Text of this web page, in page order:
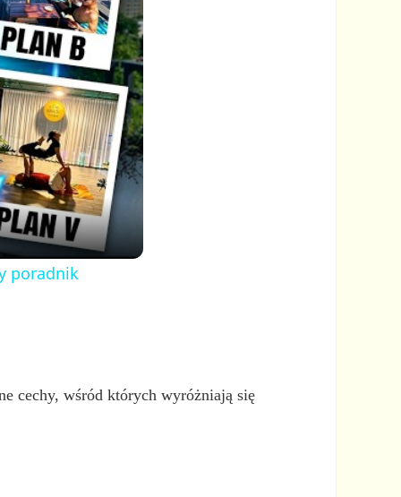
poradnik
cechy, wśród których wyróżniają się